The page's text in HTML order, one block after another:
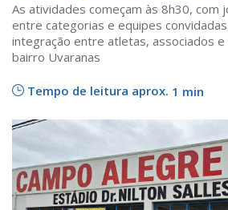
As atividades começam às 8h30, com
entre categorias e equipes
integração entre atletas, associados e
bairro Uvaranas
Tempo de leitura aprox. 1 min